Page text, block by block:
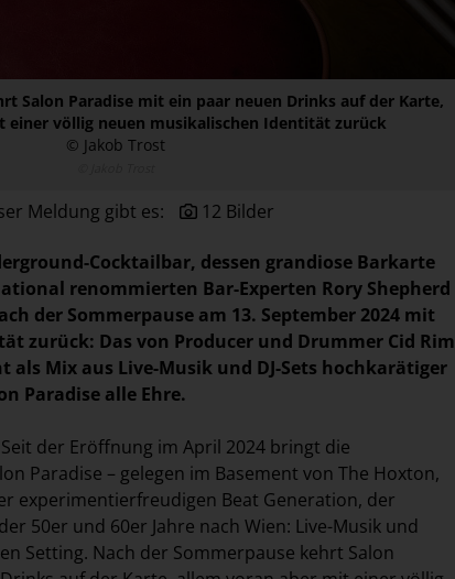
Salon Paradise mit ein paar neuen Drinks auf der Karte,
einer völlig neuen musikalischen Identität zurück
© Jakob Trost
Meldung gibt es: 12 Bilder
Cocktailbar, dessen grandiose Barkarte
renommierten Bar-Experten Rory Shepherd
der Sommerpause am 13. September 2024 mit
zurück: Das von Producer und Drummer Cid Rim
Mix aus Live-Musik und DJ-Sets hochkarätiger
Paradise alle Ehre.
Seit der Eröffnung im April 2024 bringt die
Paradise – gelegen im Basement von The Hoxton,
experimentierfreudigen Beat Generation, der
50er und 60er Jahre nach Wien: Live-Musik und
Setting. Nach der Sommerpause kehrt Salon